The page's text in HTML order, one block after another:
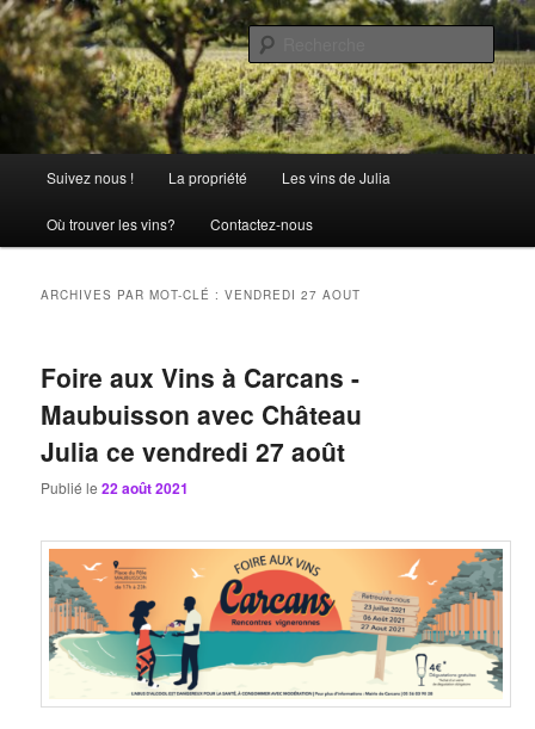
Aller
au
contenu
principal
Aller
au
contenu
secondaireChâteau Julia
La passion comme tradition
principal
Suivez nous ! La propriété Les vins de Julia
Où trouver les vins? Contactez-nous
ARCHIVES PAR MOT-CLÉ :VENDREDI 27 AOUT
Foire aux Vins à Carcans -
Maubuisson avec Château
Julia ce vendredi 27 août
Publié le22 août 2021